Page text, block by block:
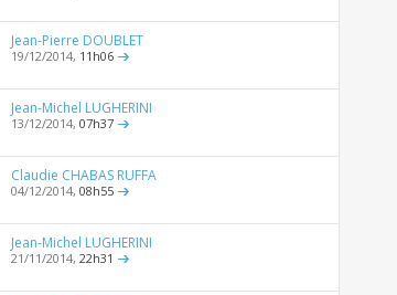
Jean-Pierre DOUBLET
19/12/2014, 11h06
Jean-Michel LUGHERINI
13/12/2014,07h37
Claudie CHABAS RUFFA
04/12/2014,08h55
Jean-Michel LUGHERINI
21/11/2014,22h31